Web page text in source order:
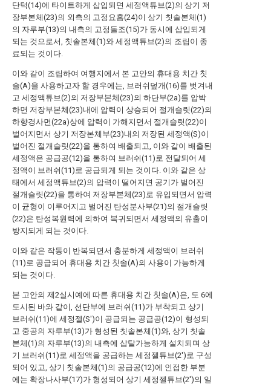
단턱(14)에 타이트하게 삽입되면 세정액튜브(2)의 상기 저
장부본체(23)의 외측의 고정요홈(24)이 상기 칫솔본체(1)
의 자루부(13)의 내측의 고정돌조(15)가 동시에 삽입되게
되는 것으로서, 칫솔본체(1)와 세정액튜브(2)의 조립이 종
료되는 것이다.
이와 같이 조립하여 여행지에서 본 고안의 휴대용 치간 칫
솔(A)을 사용하고자 할 경우에는, 브러쉬덮개(16)를 벗겨내
고 세정액튜브(2)의 저장부본체(23)의 하단부(2a)를 압박
하면 저장부본체(23)내에 압력이 상승되어 절개슬릿(22)의
하향경사면(22a)상에 압력이 가해지면서 절개슬릿(22)이
벌어지면서 상기 저장본체부(23)내의 저장된 세정액(S)이
벌어진 절개슬릿(22)을 통하여 배출되고, 이와 같이 배출된
세정액은 공급공(12)을 통하여 브러쉬(11)로 전달되어 세
정액이 브러쉬(11)로 공급되게 되는 것이다. 이와 같은 상
태에서 세정액튜브(2)의 압력이 떨어지면 공기가 벌어진
절개슬릿(22)을 통하여 저장부본체(23)로 유입되면서 압력
이 균형이 이루어지고 벌어진 탄성분사부(21)의 절개슬릿
(22)은 탄성복원력에 의하여 복귀되면서 세정액의 유출이
방지되게 되는 것이다.
이와 같은 작동이 반복되면서 충분하게 세정액이 브러쉬
(11)로 공급되어 휴대용 치간 칫솔(A)의 사용이 가능하게
되는 것이다.
본 고안의 제2실시예에 따른 휴대용 치간 칫솔(A)은, 도 6에
도시된 바와 같이, 선단부에 브러쉬(11)가 부착되고 상기
브러쉬(11)에 세정젤(S')이 공급되는 공급공(12)이 형성되
고 중공의 자루부(13)가 형성된 칫솔본체(1)와, 상기 칫솔
본체(1)의 자루부(13)의 내측에 삽탈가능하게 설치되며 상
기 브러쉬(11)로 세정액을 공급하는 세정젤튜브(2')로 구성
되어 있고, 상기 칫솔본체(1)의 공급공(12)에 인접한 부분
에는 확장나사부(17)가 형성되어 상기 세정젤튜브(2')의 일